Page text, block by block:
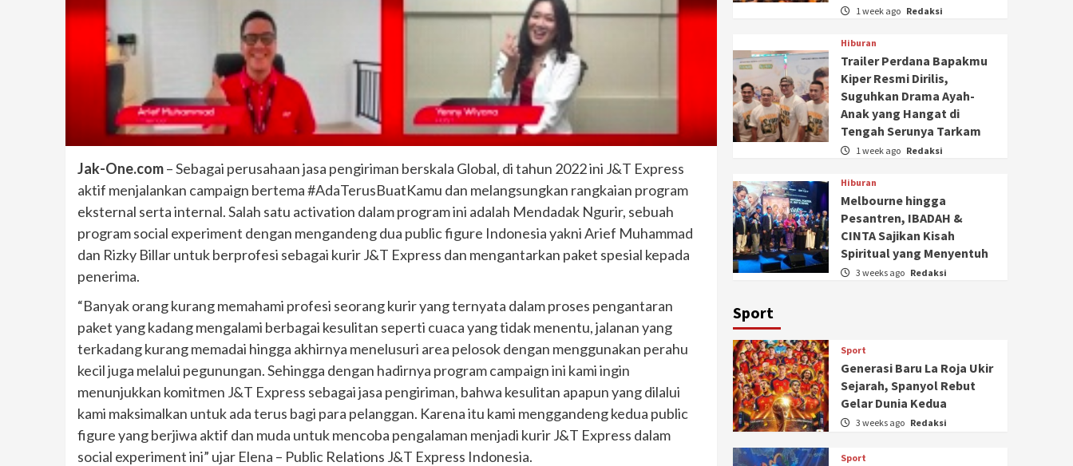
Jak-One.com– Sebagai perusahaan jasa pengiriman berskala Global, di tahun 2022 ini J&T Express
aktif menjalankan campaign bertema #AdaTerusBuatKamu dan melangsungkan rangkaian program
eksternal serta internal. Salah satu activation dalam program ini adalah Mendadak Ngurir, sebuah
program social experiment dengan mengandeng dua public figure Indonesia yakni Arief Muhammad
dan Rizky Billar untuk berprofesi sebagai kurir J&T Express dan mengantarkan paket spesial kepada
penerima.
“Banyak orang kurang memahami profesi seorang kurir yang ternyata dalam proses pengantaran
paket yang kadang mengalami berbagai kesulitan seperti cuaca yang tidak menentu, jalanan yang
terkadang kurang memadai hingga akhirnya menelusuri area pelosok dengan menggunakan perahu
kecil juga melalui pegunungan. Sehingga dengan hadirnya program campaign ini kami ingin
menunjukkan komitmen J&T Express sebagai jasa pengiriman, bahwa kesulitan apapun yang dilalui
kami maksimalkan untuk ada terus bagi para pelanggan. Karena itu kami menggandeng kedua public
figure yang berjiwa aktif dan muda untuk mencoba pengalaman menjadi kurir J&T Express dalam
social experiment ini” ujar Elena – Public Relations J&T Express Indonesia.
1 week ago Redaksi
Hiburan
Trailer Perdana Bapakmu
Kiper Resmi Dirilis,
Suguhkan Drama Ayah-
Anak yang Hangat di
Tengah Serunya Tarkam
1 week ago Redaksi
Hiburan
Melbourne hingga
Pesantren, IBADAH &
CINTA Sajikan Kisah
Spiritual yang Menyentuh
3 weeks ago Redaksi
Sport
Sport
Generasi Baru La Roja Ukir
Sejarah, Spanyol Rebut
Gelar Dunia Kedua
3 weeks ago Redaksi
Sport